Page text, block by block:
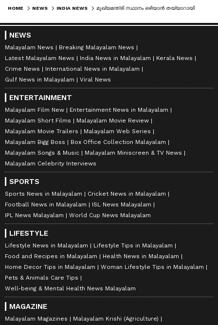
HOME NEWS INDIA NEWS
NEWS
Malayalam News
Breaking Malayalam News
Latest Malayalam News
India News in Malayalam
Kerala News
Crime News
International News in Malayalam
Gulf News in Malayalam
Viral News
ENTERTAINMENT
Malayalam Film New
Entertainment News in Malayalam
Malayalam Short Films
Malayalam Movie Review
Malayalam Movie Trailers
Malayalam Web Series
Malayalam Bigg Boss
Box Office Collection Malayalam
Malayalam Songs & Music
Malayalam Miniscreen & TV News
Malayalam Celebrity Interviews
SPORTS
Sports News in Malayalam
Cricket News in Malayalam
Football News in Malayalam
ISL News Malayalam
IPL News Malayalam
World Cup News Malayalam
LIFESTYLE
Lifestyle News in Malayalam
Lifestyle Tips in Malayalam
Food and Recipes in Malayalam
Health News in Malayalam
Home Decor Tips in Malayalam
Woman Lifestyle Tips in Malayalam
Pets & Animals Care Tips
Well-being & Mental Health News Malayalam
MAGAZINE
Malayalam Magazines
Malayalam Krishi (Agriculture)